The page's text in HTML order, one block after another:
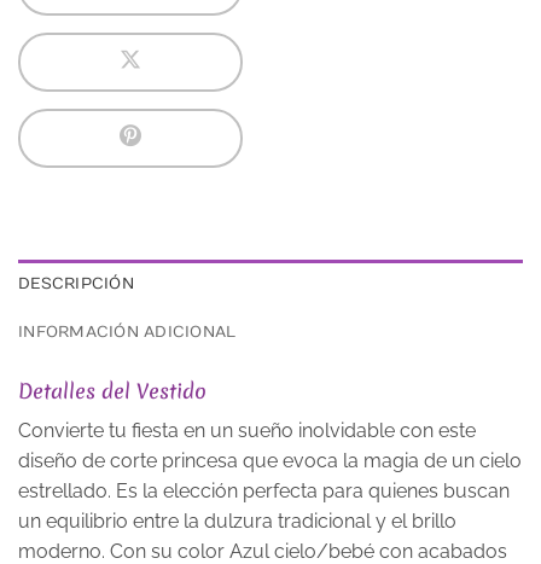
DESCRIPCIÓN
INFORMACIÓN ADICIONAL
Detalles del Vestido
Convierte tu fiesta en un sueño inolvidable con este
diseño de corte princesa que evoca la magia de un cielo
estrellado. Es la elección perfecta para quienes buscan
un equilibrio entre la dulzura tradicional y el brillo
moderno. Con su color Azul cielo/bebé con acabados